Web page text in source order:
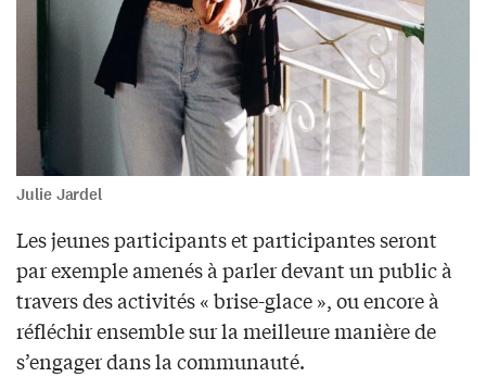
Julie Jardel
Les jeunes participants et participantes seront
par exemple amenés à parler devant un public à
travers des activités « brise-glace », ou encore à
réfléchir ensemble sur la meilleure manière de
s’engager dans la communauté.